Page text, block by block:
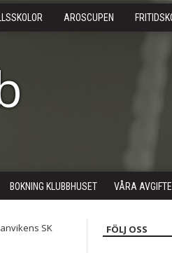
AROSCUPEN
BOKNING KLUBBHUSET VÅRA
FÖLJ OSS